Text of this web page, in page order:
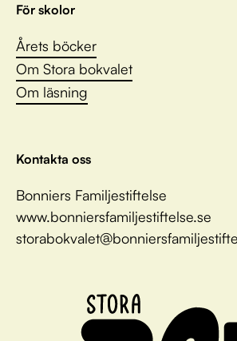
För skolor
Årets böcker
Om Stora bokvalet
Om läsning
Kontakta oss
Bonniers Familjestiftelse
www.bonniersfamiljestiftelse.se